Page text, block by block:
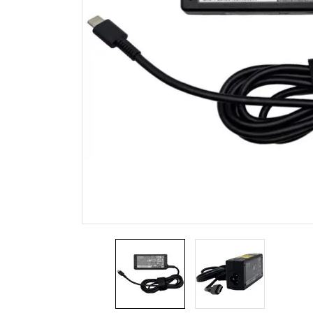
Zasilacze Samsung
Zasilacze APD
Zasilacze Delta
Zasilacze LiteOn
Zasilacze Alienware
Zasilacze Chicony
VGA